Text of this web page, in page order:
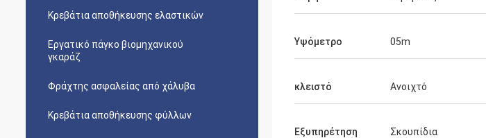
Κρεβάτια αποθήκευσης ελαστικών
Εργατικό πάγκο βιομηχανικού
γκαράζ
Φράχτης ασφαλείας από χάλυβα
Κρεβάτια αποθήκευσης φύλλων
Υψόμετρο 05m
κλειστό Ανοιχτό
Εξυπηρέτηση Σκουπίδια